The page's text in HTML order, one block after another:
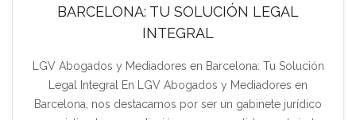
BARCELONA: TU SOLUCIÓN LEGAL
INTEGRAL
LGV Abogados y Mediadores en Barcelona: Tu Solución
Legal Integral En LGV Abogados y Mediadores en
Barcelona, nos destacamos por ser un gabinete jurídico